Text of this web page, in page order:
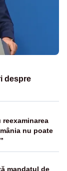
despre
reexaminarea
nu poate
mandatul de